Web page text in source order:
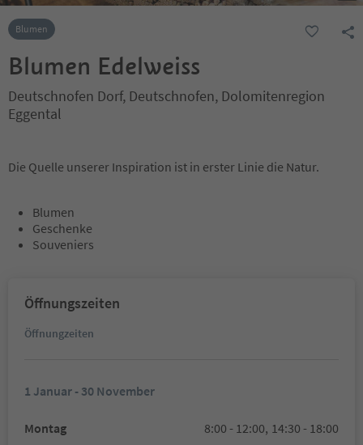
Blumen
Blumen Edelweiss
Deutschnofen Dorf, Deutschnofen, Dolomitenregion
Eggental
Die Quelle unserer Inspiration ist in erster Linie die Natur.
Blumen
Geschenke
Souveniers
Öffnungszeiten
Öffnungzeiten
1 Januar - 30 November
Montag 8:00 - 12:00, 14:30 - 18:00